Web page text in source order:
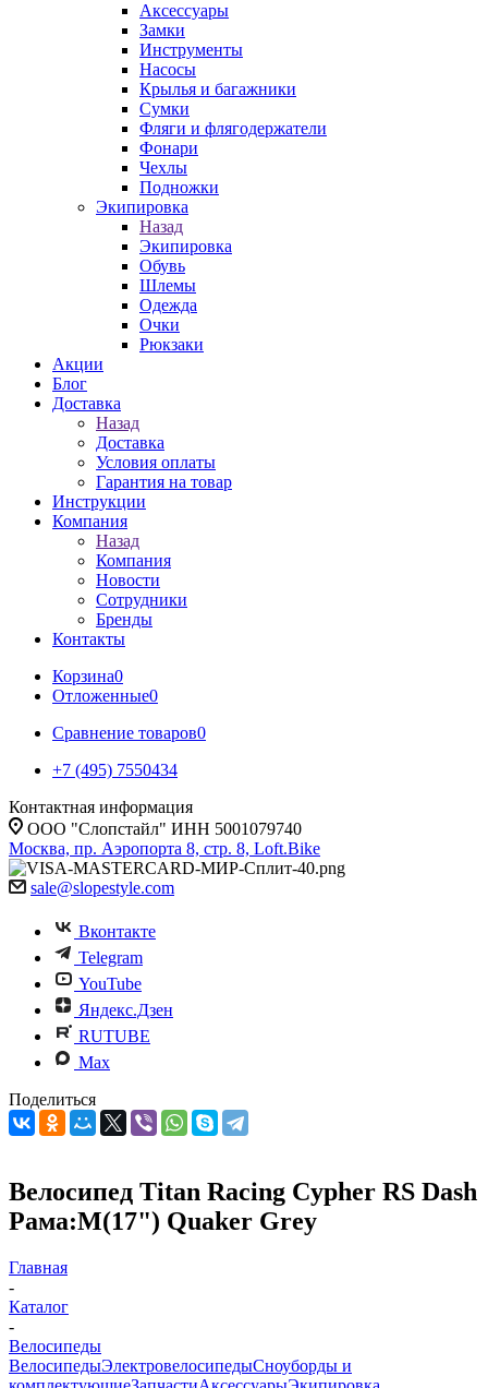
Аксессуары
Замки
Инструменты
Насосы
Крылья и багажники
Сумки
Фляги и флягодержатели
Фонари
Чехлы
Подножки
Экипировка
Назад
Экипировка
Обувь
Шлемы
Одежда
Очки
Рюкзаки
Акции
Блог
Доставка
Назад
Доставка
Условия оплаты
Гарантия на товар
Инструкции
Компания
Назад
Компания
Новости
Сотрудники
Бренды
Контакты
Корзина0
Отложенные0
Сравнение товаров0
+7 (495) 7550434
Контактная информация
ООО "Слопстайл" ИНН 5001079740
Москва, пр. Аэропорта 8, стр. 8, Loft.Bike
sale@slopestyle.com
Вконтакте
Telegram
YouTube
Яндекс.Дзен
RUTUBE
Max
Поделиться
Велосипед Titan Racing Cypher RS Dash
Рама:M(17") Quaker Grey
Главная
-
Каталог
-
Велосипеды
ВелосипедыЭлектровелосипедыCноуборды и